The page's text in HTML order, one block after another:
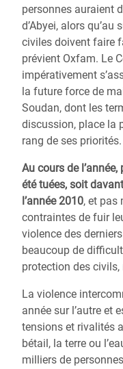
personnes auraient
d’Abyei, alors
civiles doivent faire
prévient Oxfam. Le
impérativement
la future force de
Soudan, dont les
discussion, place la
rang de ses priorités.
Au cours de
été tuées, soit
l’année 2010, et pas
contraintes de fuir
violence des
beaucoup de
protection des civils,
La violence
année sur l’autre et
tensions et rivalités
bétail, la terre ou
milliers de